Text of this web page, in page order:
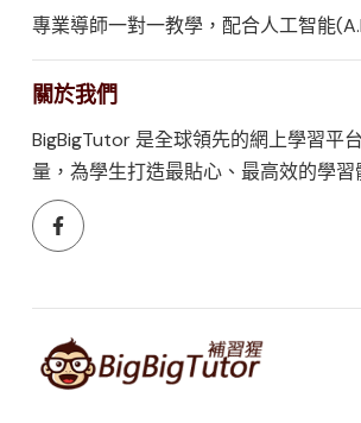
專業導師一對一教學，配合人工智能
關於我們
BigBigTutor 是全球領先的網上學習平
量，為學生打造最貼心、最高效的學習